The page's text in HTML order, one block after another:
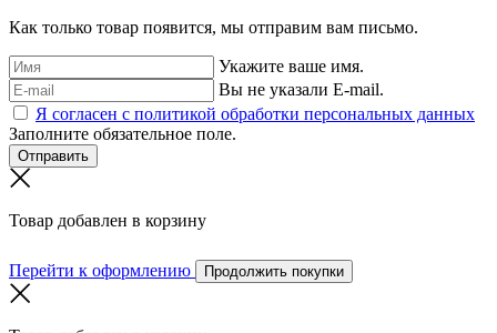
Как только товар появится, мы отправим вам письмо.
Укажите ваше имя.
Вы не указали E-mail.
Я согласен с политикой обработки персональных данных
Заполните обязательное поле.
Отправить
Товар добавлен в корзину
Перейти к оформлению Продолжить покупки